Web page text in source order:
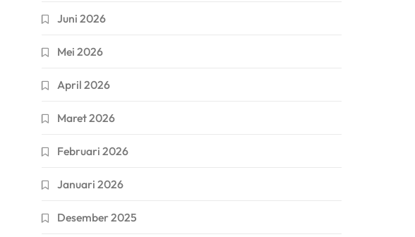
Juni 2026
Mei 2026
April 2026
Maret 2026
Februari 2026
Januari 2026
Desember 2025